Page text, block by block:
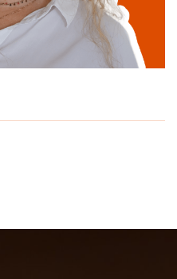
linkedin